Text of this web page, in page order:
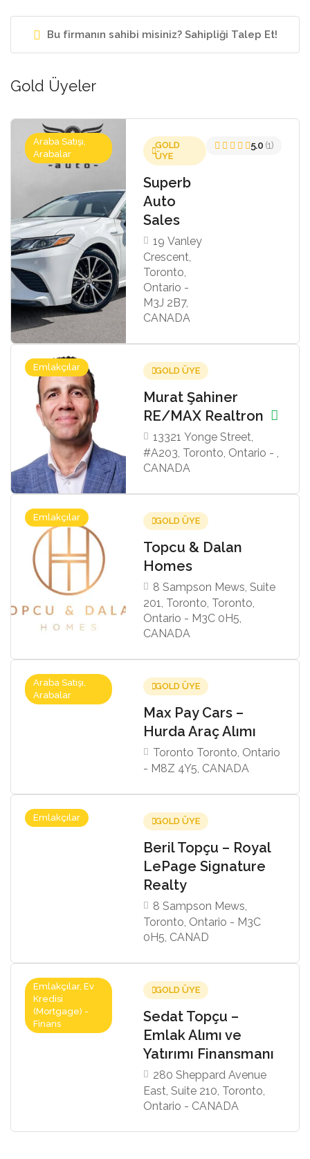
Bu firmanın sahibi misiniz? Sahipliği Talep Et!
Gold Üyeler
Araba Satışı,
Arabalar
GOLD
ÜYE
Superb
Auto
Sales
19 Vanley
Crescent,
Toronto,
Ontario -
M3J 2B7,
CANADA
5.0 (1)
Emlakçılar GOLD ÜYE
Murat Şahiner
RE/MAX Realtron
13321 Yonge Street,
#A203, Toronto, Ontario - ,
CANADA
Emlakçılar GOLD ÜYE
Topcu & Dalan
Homes
8 Sampson Mews, Suite
201, Toronto, Toronto,
Ontario - M3C 0H5,
CANADA
Araba Satışı,
Arabalar
GOLD ÜYE
Max Pay Cars –
Hurda Araç Alımı
Toronto Toronto, Ontario
- M8Z 4Y5, CANADA
Emlakçılar GOLD ÜYE
Beril Topçu – Royal
LePage Signature
Realty
8 Sampson Mews,
Toronto, Ontario - M3C
0H5, CANAD
Emlakçılar, Ev
Kredisi
(Mortgage) -
Finans
GOLD ÜYE
Sedat Topçu –
Emlak Alımı ve
Yatırımı Finansmanı
280 Sheppard Avenue
East, Suite 210, Toronto,
Ontario - CANADA